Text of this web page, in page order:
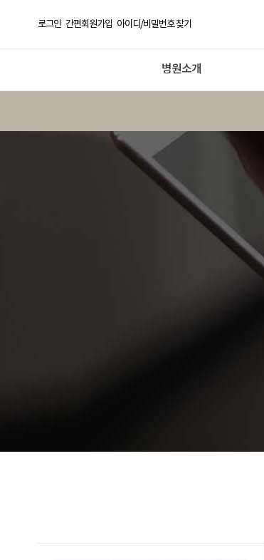
로그인 간편회원가입 아이디/비밀번호 찾기
병원소개